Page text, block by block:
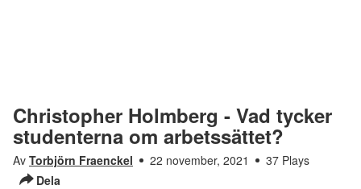
Christopher Holmberg - Vad tycker
studenterna om arbetssättet?
Av Torbjörn Fraenckel 22 november, 2021
37 Plays
Dela